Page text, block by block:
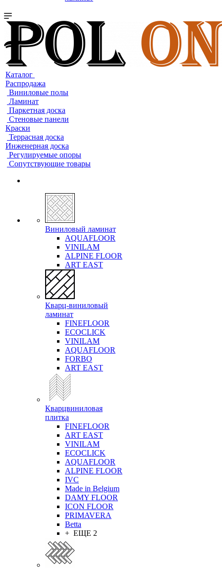
Каталог
Распродажа
Виниловые полы
Ламинат
Паркетная доска
Стеновые панели
Краски
Террасная доска
Инженерная доска
Регулируемые опоры
Сопутствующие товары
Виниловый ламинат
AQUAFLOOR
VINILAM
ALPINE FLOOR
ART EAST
Кварц-виниловый
ламинат
FINEFLOOR
ECOCLICK
VINILAM
AQUAFLOOR
FORBO
ART EAST
Кварцвиниловая
плитка
FINEFLOOR
ART EAST
VINILAM
ECOCLICK
AQUAFLOOR
ALPINE FLOOR
IVC
Made in Belgium
DAMY FLOOR
ICON FLOOR
PRIMAVERA
Betta
+ ЕЩЕ 2